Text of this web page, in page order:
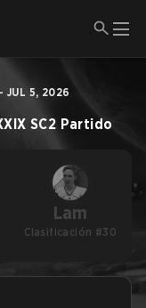
JUL 5, 2026
SC2 Partido
Lam
Clasificación #30